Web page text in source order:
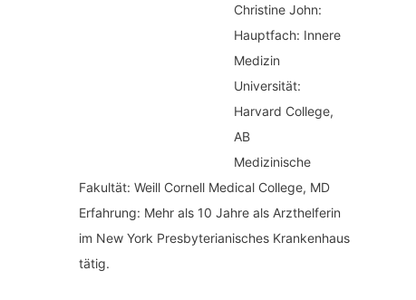
Christine John:
Hauptfach: Innere
Medizin
Universität:
Harvard College,
AB
Medizinische
Fakultät: Weill Cornell Medical College, MD
Erfahrung: Mehr als 10 Jahre als Arzthelferin
im New York Presbyterianisches Krankenhaus
tätig.